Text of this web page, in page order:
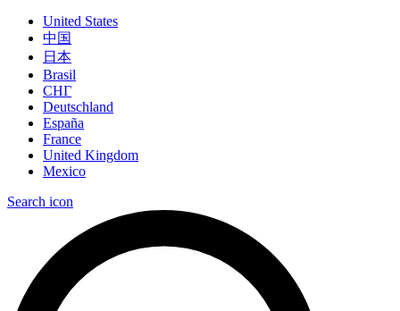
United States
中国
日本
Brasil
СНГ
Deutschland
España
France
United Kingdom
Mexico
Search icon